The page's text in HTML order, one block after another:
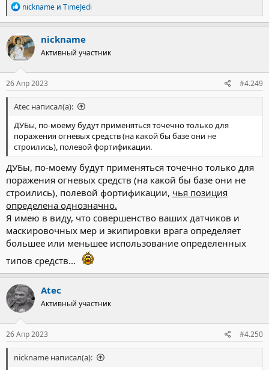
Р
е
а
к
ц
и
и
:
nickname и TimeJedi
nickname
Активный участник
26 Апр 2023 #4.249
Atec написал(а):
ДУБы, по-моему будут применяться точечно только для
поражения огневых средств (на какой бы базе они не
строились), полевой фортификации.
ДУБы, по-моему будут применяться точечно только для
поражения огневых средств (на какой бы базе они не
строились), полевой фортификации, чья позиция
определена однозначно.
Я имею в виду, что совершенство ваших датчиков и
маскировочных мер и экипировки врага определяет
большее или меньшее использование определенных
типов средств...
Atec
Активный участник
26 Апр 2023 #4.250
nickname написал(а):